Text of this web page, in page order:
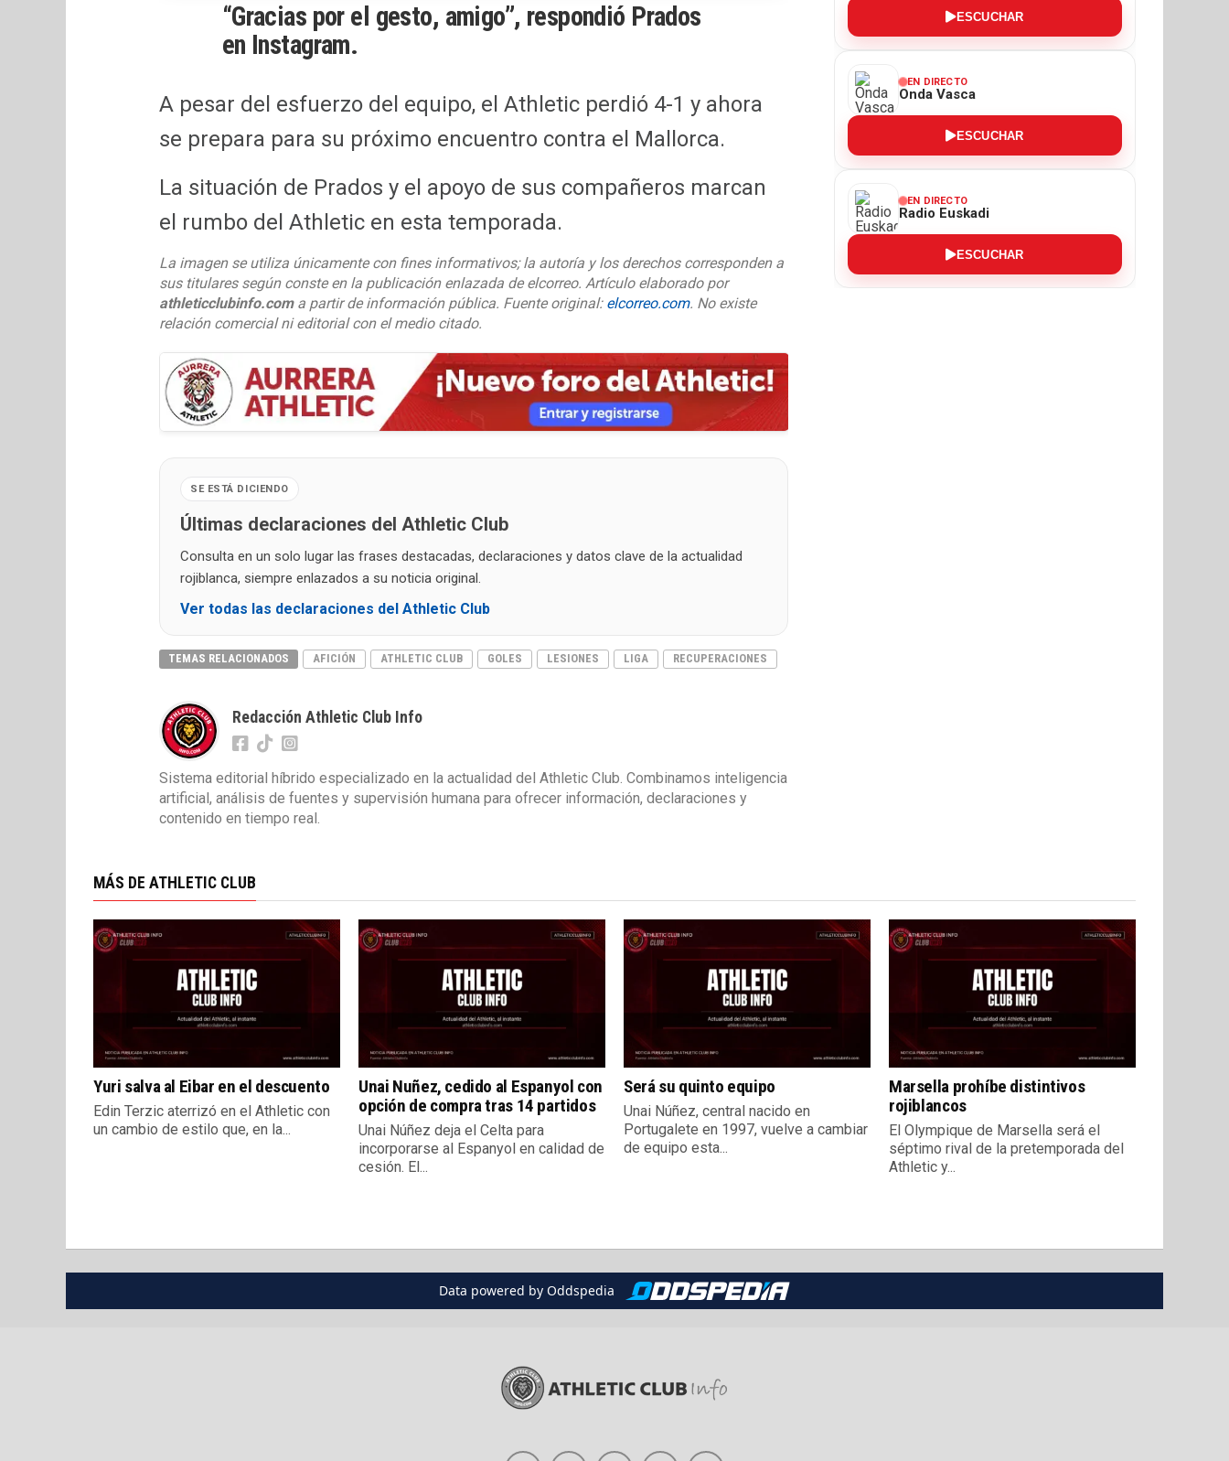
“Gracias por el gesto, amigo”, respondió Prados
en Instagram.
A pesar del esfuerzo del equipo, el Athletic perdió 4-1 y ahora
se prepara para su próximo encuentro contra el Mallorca.
La situación de Prados y el apoyo de sus compañeros marcan
el rumbo del Athletic en esta temporada.
La imagen se utiliza únicamente con fines informativos; la autoría y los derechos corresponden a
sus titulares según conste en la publicación enlazada de elcorreo. Artículo elaborado por
athleticclubinfo.coma partir de información pública. Fuente original: elcorreo.com. No existe
relación comercial ni editorial con el medio citado.
SE ESTÁ DICIENDO
Últimas declaraciones del Athletic Club
Consulta en un solo lugar las frases destacadas, declaraciones y datos clave de la actualidad
rojiblanca, siempre enlazados a su noticia original.
Ver todas las declaraciones del Athletic Club
TEMAS RELACIONADOS AFICIÓN ATHLETIC CLUB GOLES LESIONES LIGA RECUPERACIONES
Redacción Athletic Club Info
Sistema editorial híbrido especializado en la actualidad del Athletic Club. Combinamos inteligencia
artificial, análisis de fuentes y supervisión humana para ofrecer información, declaraciones y
contenido en tiempo real.
ESCUCHAR
EN DIRECTO
Onda Vasca
ESCUCHAR
EN DIRECTO
Radio Euskadi
ESCUCHAR
MÁS DE ATHLETIC CLUB
Yuri salva al Eibar en el descuento
Edin Terzic aterrizó en el Athletic con
un cambio de estilo que, en la...
Unai Nuñez, cedido al Espanyol con
opción de compra tras 14 partidos
Unai Núñez deja el Celta para
incorporarse al Espanyol en calidad de
cesión. El...
Será su quinto equipo
Unai Núñez, central nacido en
Portugalete en 1997, vuelve a cambiar
de equipo esta...
Marsella prohíbe distintivos
rojiblancos
El Olympique de Marsella será el
séptimo rival de la pretemporada del
Athletic y...
Data powered by Oddspedia